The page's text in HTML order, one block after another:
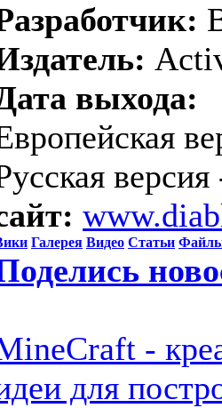
выхода:
Галерея Видео Статьи
-
для